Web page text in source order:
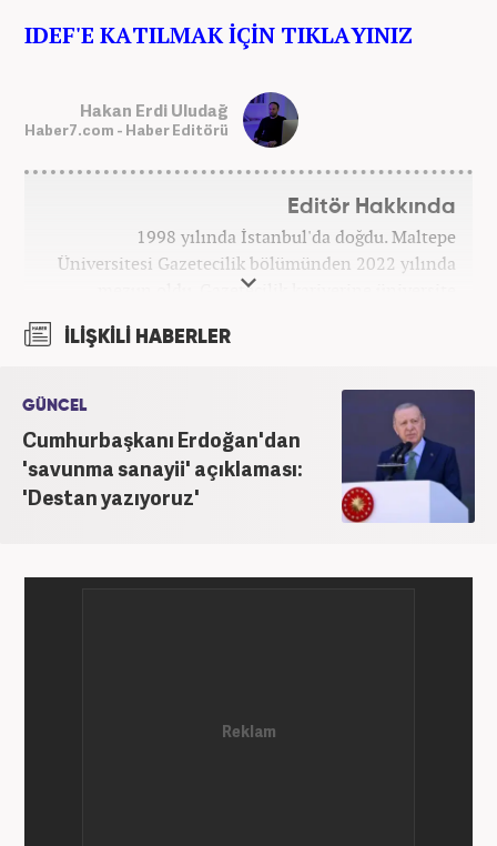
IDEF'E KATILMAK İÇİN TIKLAYINIZ
Hakan Erdi Uludağ
Haber7.com - Haber Editörü
Editör Hakkında
1998 yılında İstanbul'da doğdu. Maltepe
Üniversitesi Gazetecilik bölümünden 2022 yılında
mezun oldu. Gazetecilik kariyerine üniversite
Gazetecilik kariyerini sürdürüyor. Meslek hayatına
'Editör' olarak devam ediyor.
İLİŞKİLİ HABERLER
GÜNCEL
Cumhurbaşkanı Erdoğan'dan
'savunma sanayii' açıklaması:
'Destan yazıyoruz'